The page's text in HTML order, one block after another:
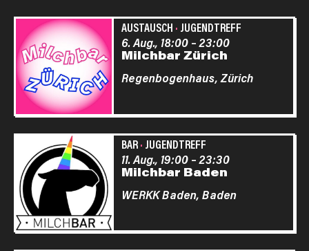
AUSTAUSCH · JUGENDTREFF
Milchbar Zürich
6. Aug., 18:00–23:00
Regenbogenhaus, Zürich
BAR· JUGENDTREFF
Milchbar Baden
11. Aug., 19:00–23:30
WERKK Baden, Baden